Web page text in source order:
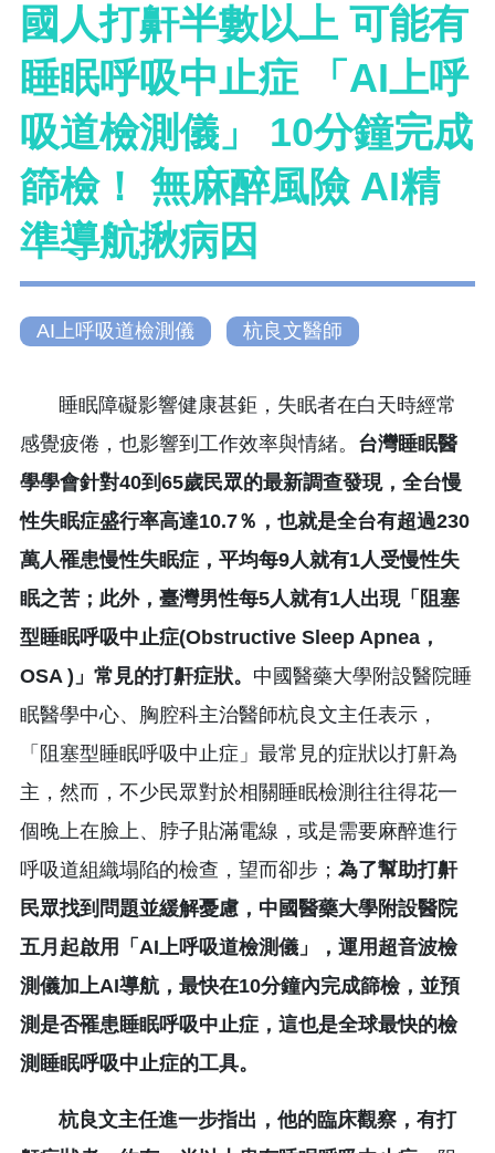
國人打鼾半數以上 可能有
睡眠呼吸中止症 「AI上呼
吸道檢測儀」 10分鐘完成
篩檢！ 無麻醉風險 AI精
準導航揪病因
AI上呼吸道檢測儀 杭良文醫師
睡眠障礙影響健康甚鉅，失眠者在白天時經常
感覺疲倦，也影響到工作效率與情緒。 台灣睡眠醫
學學會針對40到65歲民眾的最新調查發現，全台慢
性失眠症盛行率高達10.7％，也就是全台有超過230
萬人罹患慢性失眠症，平均每9人就有1人受慢性失
眠之苦；此外，臺灣男性每5人就有1人出現「阻塞
型睡眠呼吸中止症(Obstructive Sleep Apnea，
OSA )」常見的打鼾症狀。 中國醫藥大學附設醫院睡
眠醫學中心、胸腔科主治醫師杭良文主任表示，
「阻塞型睡眠呼吸中止症」最常見的症狀以打鼾為
主，然而，不少民眾對於相關睡眠檢測往往得花一
個晚上在臉上、脖子貼滿電線，或是需要麻醉進行
呼吸道組織塌陷的檢查，望而卻步； 為了幫助打鼾
民眾找到問題並緩解憂慮，中國醫藥大學附設醫院
五月起啟用「AI上呼吸道檢測儀」，運用超音波檢
測儀加上AI導航，最快在10分鐘內完成篩檢，並預
測是否罹患睡眠呼吸中止症，這也是全球最快的檢
測睡眠呼吸中止症的工具。
杭良文主任進一步指出，他的臨床觀察，有打